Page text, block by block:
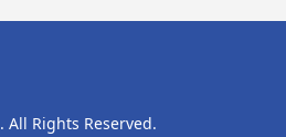
. All Rights Reserved.